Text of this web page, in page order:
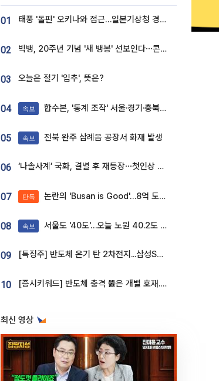
01 태풍 '돌핀' 오키나와 접근…일본기상청 경로 업데이트
02 빅뱅, 20주년 기념 '새 뱅봉' 선보인다⋯콘서트 앞두고 팝업 개최
03 오늘은 절기 '입추', 뜻은?
04 속보 합수본, '통계 조작' 서울·경기·충북 선관위 등 추가 압수수색
05 속보 전북 완주 삼례읍 공장서 화재 발생
06 ‘나솔사계’ 국화, 결별 후 재등장⋯첫인상 투표 휩쓸고 ‘인기녀’ 등극
07 단독 논란의 'Busan is Good'…8억 도시브랜드, 용산 대통령실 CI 업체가 수행
08 속보 서울도 '40도'…오늘 노원 40.2도 기록
09 [특징주] 반도체 온기 탄 2차전지...삼성SDI, 장 초반 7% 넘게 껑충
10 [증시키워드] 반도체 충격 뚫은 개별 호재...포스코퓨처엠·에코프로·한화솔루션 '눈길'
최신 영상